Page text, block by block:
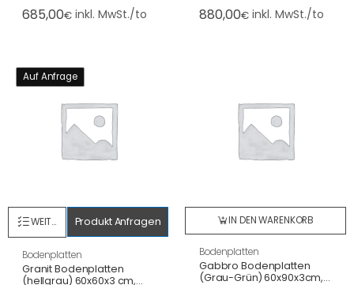
685,00€ inkl. MwSt./to
spaltrau (4-8 St./m²)
880,00€ inkl. MwSt./to
Auf Anfrage
WEITERLESEN Produkt Anfragen
Bodenplatten
Granit Bodenplatten
(hellgrau) 60x60x3 cm,
IN DEN WARENKORB
Bodenplatten
Gabbro Bodenplatten
(Grau-Grün) 60x90x3cm,